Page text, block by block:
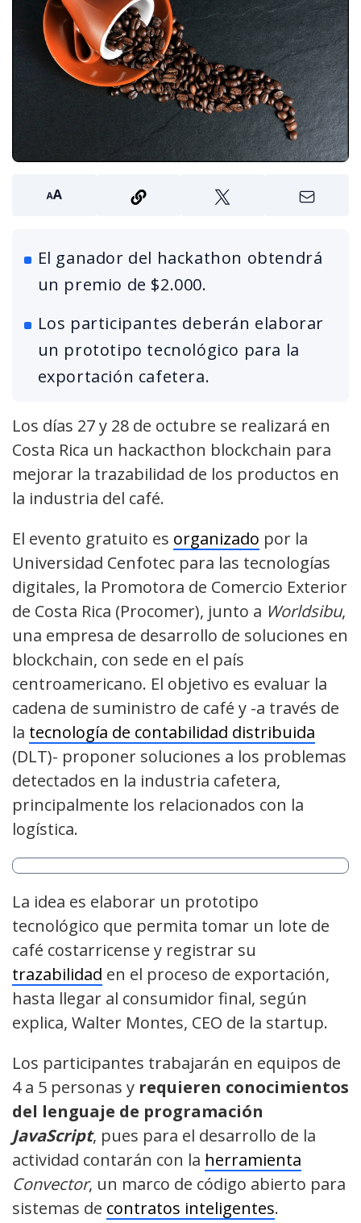
El ganador del hackathon obtendrá
un premio de $2.000.
Los participantes deberán elaborar
un prototipo tecnológico para la
exportación cafetera.
Los días 27 y 28 de octubre se realizará en
Costa Rica un hackacthon blockchain para
mejorar la trazabilidad de los productos en
la industria del café.
El evento gratuito es organizado por la
Universidad Cenfotec para las tecnologías
digitales, la Promotora de Comercio Exterior
de Costa Rica (Procomer), junto a Worldsibu,
una empresa de desarrollo de soluciones en
blockchain, con sede en el país
centroamericano. El objetivo es evaluar la
cadena de suministro de café y -a través de
la tecnología de contabilidad distribuida
(DLT)- proponer soluciones a los problemas
detectados en la industria cafetera,
principalmente los relacionados con la
logística.
La idea es elaborar un prototipo
tecnológico que permita tomar un lote de
café costarricense y registrar su
trazabilidad en el proceso de exportación,
hasta llegar al consumidor final, según
explica, Walter Montes, CEO de la startup.
Los participantes trabajarán en equipos de
4 a 5 personas y requieren conocimientos
del lenguaje de programación
JavaScript, pues para el desarrollo de la
actividad contarán con la herramienta
Convector, un marco de código abierto para
sistemas de contratos inteligentes.